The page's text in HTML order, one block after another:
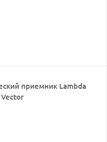
приемник Lambda